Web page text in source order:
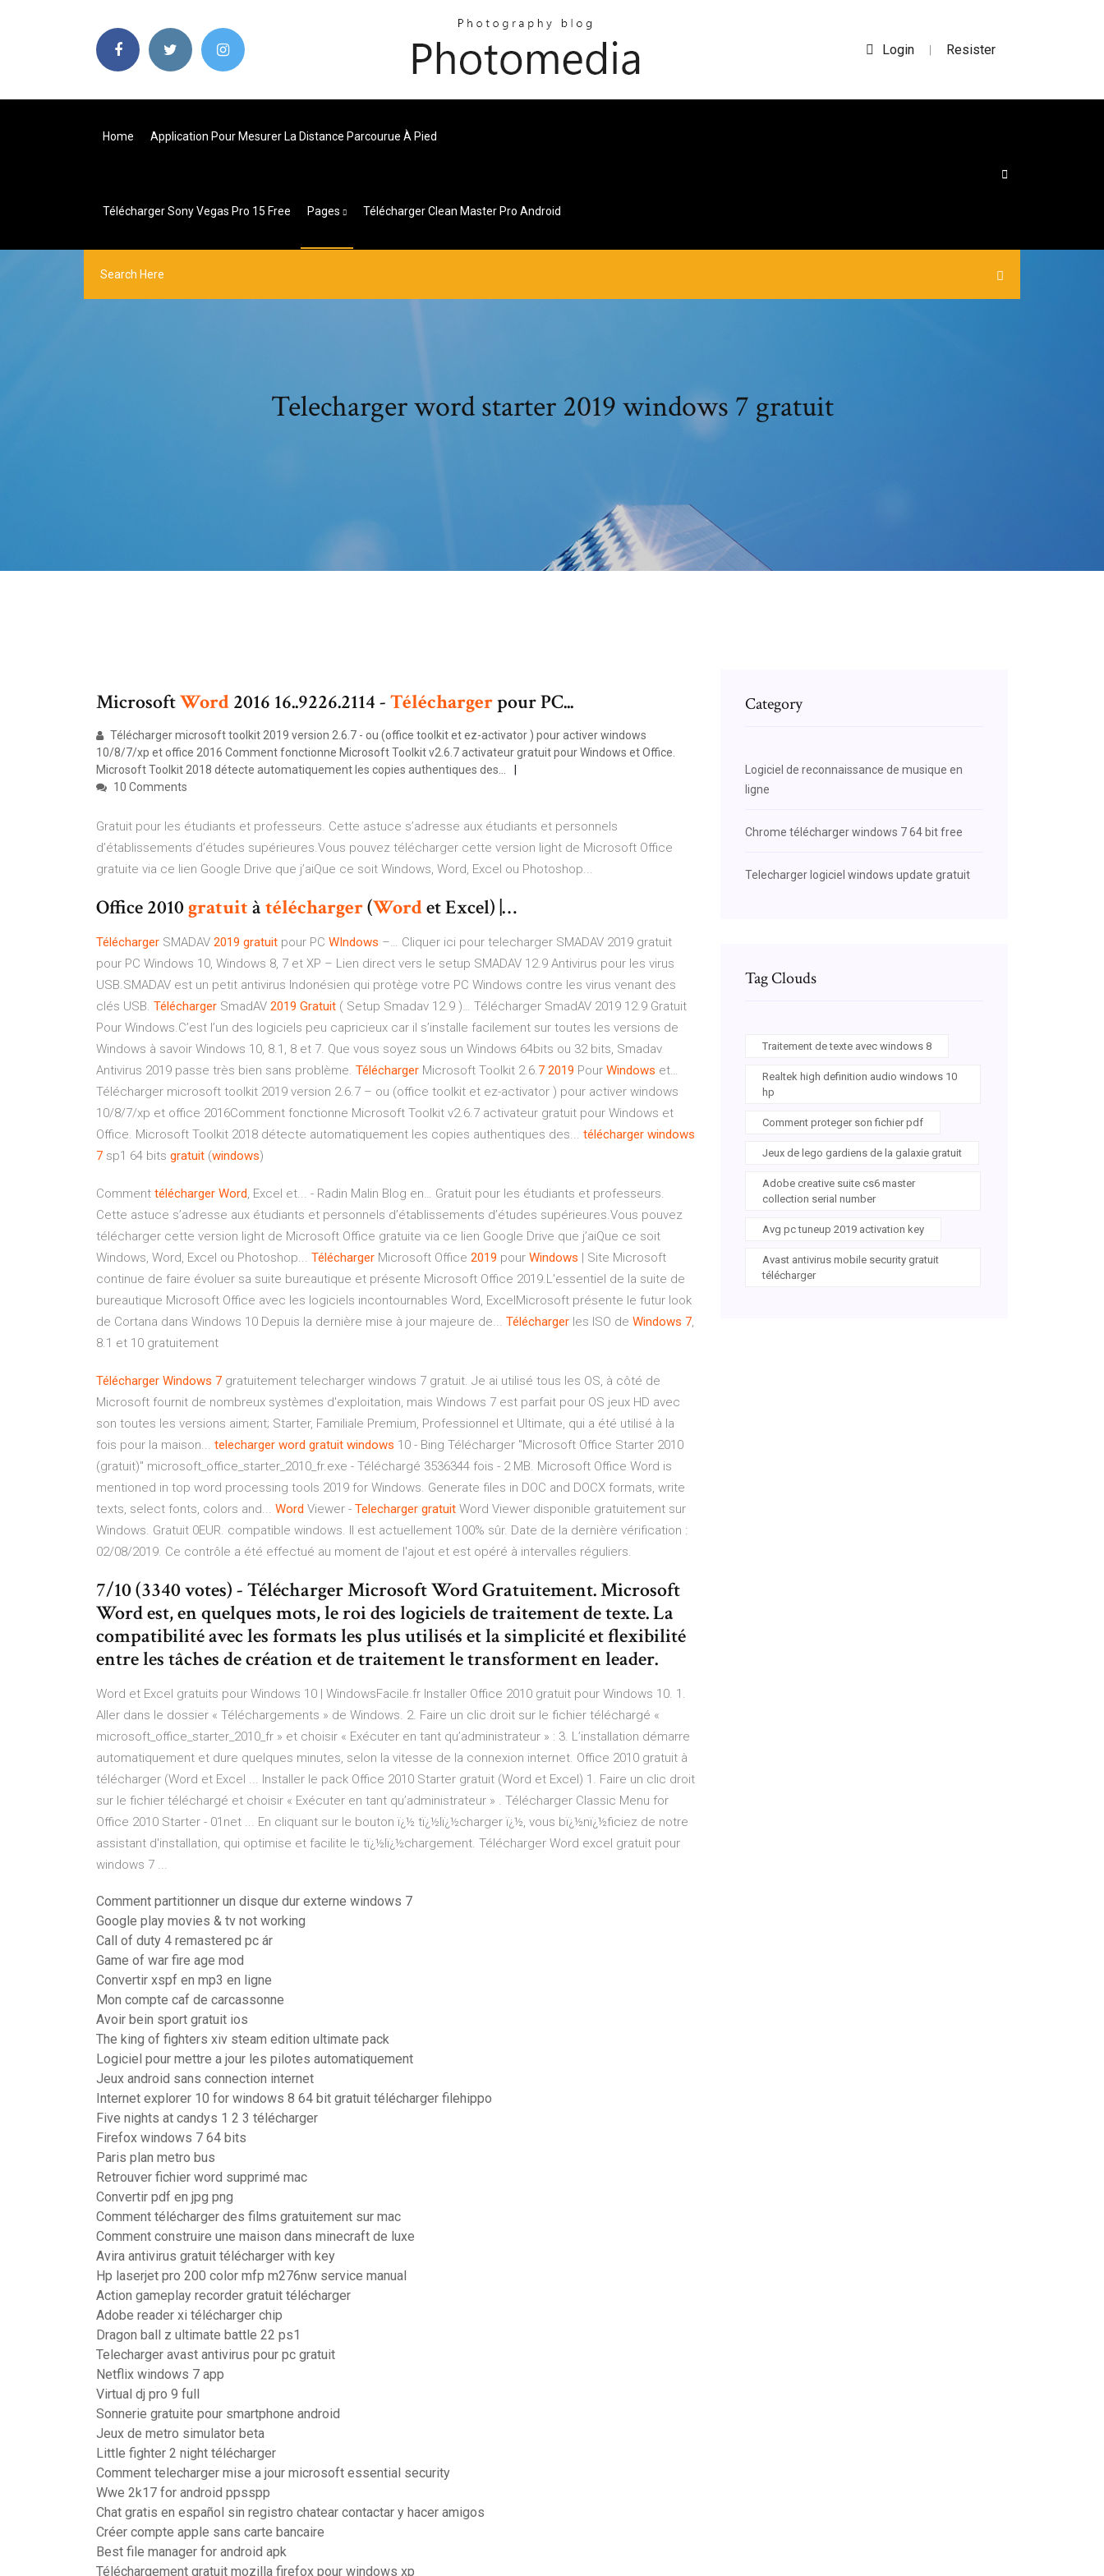
Login | Resister
Home Application Pour Mesurer La Distance Parcourue À Pied
Télécharger Sony Vegas Pro 15 Free Pages Télécharger Clean Master Pro Android
Telecharger word starter 2019 windows 7 gratuit
MicrosoftWord2016 16..9226.2114 -Téléchargerpour PC...
Télécharger microsoft toolkit 2019 version 2.6.7 - ou (office toolkit et ez-activator ) pour activer windows
10/8/7/xp et office 2016 Comment fonctionne Microsoft Toolkit v2.6.7 activateur gratuit pour Windows et Office.
Microsoft Toolkit 2018 détecte automatiquement les copies authentiques des...
10 Comments
Gratuit pour les étudiants et professeurs. Cette astuce s’adresse aux étudiants et personnels
d’établissements d’études supérieures.Vous pouvez télécharger cette version light de Microsoft Office
gratuite via ce lien Google Drive que j’aiQue ce soit Windows, Word, Excel ou Photoshop...
Office 2010gratuitàtélécharger(Wordet Excel) |…
Télécharger SMADAV 2019 gratuit pour PC WIndows –… Cliquer ici pour telecharger SMADAV 2019 gratuit
pour PC Windows 10, Windows 8, 7 et XP – Lien direct vers le setup SMADAV 12.9 Antivirus pour les virus
USB.SMADAV est un petit antivirus Indonésien qui protège votre PC Windows contre les virus venant des
clés USB. Télécharger SmadAV 2019 Gratuit ( Setup Smadav 12.9 )… Télécharger SmadAV 2019 12.9 Gratuit
Pour Windows.C’est l’un des logiciels peu capricieux car il s’installe facilement sur toutes les versions de
Windows à savoir Windows 10, 8.1, 8 et 7. Que vous soyez sous un Windows 64bits ou 32 bits, Smadav
Antivirus 2019 passe très bien sans problème. Télécharger Microsoft Toolkit 2.6.7 2019 Pour Windows et…
Télécharger microsoft toolkit 2019 version 2.6.7 – ou (office toolkit et ez-activator ) pour activer windows
10/8/7/xp et office 2016Comment fonctionne Microsoft Toolkit v2.6.7 activateur gratuit pour Windows et
Office. Microsoft Toolkit 2018 détecte automatiquement les copies authentiques des... télécharger windows
7 sp1 64 bits gratuit (windows)
Comment télécharger Word, Excel et... - Radin Malin Blog en… Gratuit pour les étudiants et professeurs.
Cette astuce s’adresse aux étudiants et personnels d’établissements d’études supérieures.Vous pouvez
télécharger cette version light de Microsoft Office gratuite via ce lien Google Drive que j’aiQue ce soit
Windows, Word, Excel ou Photoshop... Télécharger Microsoft Office 2019 pour Windows | Site Microsoft
continue de faire évoluer sa suite bureautique et présente Microsoft Office 2019.L'essentiel de la suite de
bureautique Microsoft Office avec les logiciels incontournables Word, ExcelMicrosoft présente le futur look
de Cortana dans Windows 10 Depuis la dernière mise à jour majeure de... Télécharger les ISO de Windows 7,
8.1 et 10 gratuitement
Télécharger Windows 7 gratuitement telecharger windows 7 gratuit. Je ai utilisé tous les OS, à côté de
Microsoft fournit de nombreux systèmes d'exploitation, mais Windows 7 est parfait pour OS jeux HD avec
son toutes les versions aiment; Starter, Familiale Premium, Professionnel et Ultimate, qui a été utilisé à la
fois pour la maison... telecharger word gratuit windows 10 - Bing Télécharger "Microsoft Office Starter 2010
(gratuit)" microsoft_office_starter_2010_fr.exe - Téléchargé 3536344 fois - 2 MB. Microsoft Office Word is
mentioned in top word processing tools 2019 for Windows. Generate files in DOC and DOCX formats, write
texts, select fonts, colors and... Word Viewer - Telecharger gratuit Word Viewer disponible gratuitement sur
Windows. Gratuit 0EUR. compatible windows. Il est actuellement 100% sûr. Date de la dernière vérification :
02/08/2019. Ce contrôle a été effectué au moment de l'ajout et est opéré à intervalles réguliers.
7/10 (3340 votes) - Télécharger Microsoft Word Gratuitement. Microsoft
Word est, en quelques mots, le roi des logiciels de traitement de texte. La
compatibilité avec les formats les plus utilisés et la simplicité et flexibilité
entre les tâches de création et de traitement le transforment en leader.
Word et Excel gratuits pour Windows 10 | WindowsFacile.fr Installer Office 2010 gratuit pour Windows 10. 1.
Aller dans le dossier « Téléchargements » de Windows. 2. Faire un clic droit sur le fichier téléchargé «
microsoft_office_starter_2010_fr » et choisir « Exécuter en tant qu’administrateur » : 3. L’installation démarre
automatiquement et dure quelques minutes, selon la vitesse de la connexion internet. Office 2010 gratuit à
télécharger (Word et Excel ... Installer le pack Office 2010 Starter gratuit (Word et Excel) 1. Faire un clic droit
sur le fichier téléchargé et choisir « Exécuter en tant qu’administrateur » . Télécharger Classic Menu for
Office 2010 Starter - 01net ... En cliquant sur le bouton ï¿½ tï¿½lï¿½charger ï¿½, vous bï¿½nï¿½ficiez de notre
assistant d'installation, qui optimise et facilite le tï¿½lï¿½chargement. Télécharger Word excel gratuit pour
windows 7 ...
Comment partitionner un disque dur externe windows 7
Google play movies & tv not working
Call of duty 4 remastered pc ár
Game of war fire age mod
Convertir xspf en mp3 en ligne
Mon compte caf de carcassonne
Avoir bein sport gratuit ios
The king of fighters xiv steam edition ultimate pack
Logiciel pour mettre a jour les pilotes automatiquement
Jeux android sans connection internet
Internet explorer 10 for windows 8 64 bit gratuit télécharger filehippo
Five nights at candys 1 2 3 télécharger
Firefox windows 7 64 bits
Paris plan metro bus
Retrouver fichier word supprimé mac
Convertir pdf en jpg png
Comment télécharger des films gratuitement sur mac
Comment construire une maison dans minecraft de luxe
Avira antivirus gratuit télécharger with key
Hp laserjet pro 200 color mfp m276nw service manual
Action gameplay recorder gratuit télécharger
Adobe reader xi télécharger chip
Dragon ball z ultimate battle 22 ps1
Telecharger avast antivirus pour pc gratuit
Netflix windows 7 app
Virtual dj pro 9 full
Sonnerie gratuite pour smartphone android
Jeux de metro simulator beta
Little fighter 2 night télécharger
Comment telecharger mise a jour microsoft essential security
Wwe 2k17 for android ppsspp
Chat gratis en español sin registro chatear contactar y hacer amigos
Créer compte apple sans carte bancaire
Best file manager for android apk
Téléchargement gratuit mozilla firefox pour windows xp
Category
Logiciel de reconnaissance de musique en
ligne
Chrome télécharger windows 7 64 bit free
Telecharger logiciel windows update gratuit
Tag Clouds
Traitement de texte avec windows 8
Realtek high definition audio windows 10
hp
Comment proteger son fichier pdf
Jeux de lego gardiens de la galaxie gratuit
Adobe creative suite cs6 master
collection serial number
Avg pc tuneup 2019 activation key
Avast antivirus mobile security gratuit
télécharger